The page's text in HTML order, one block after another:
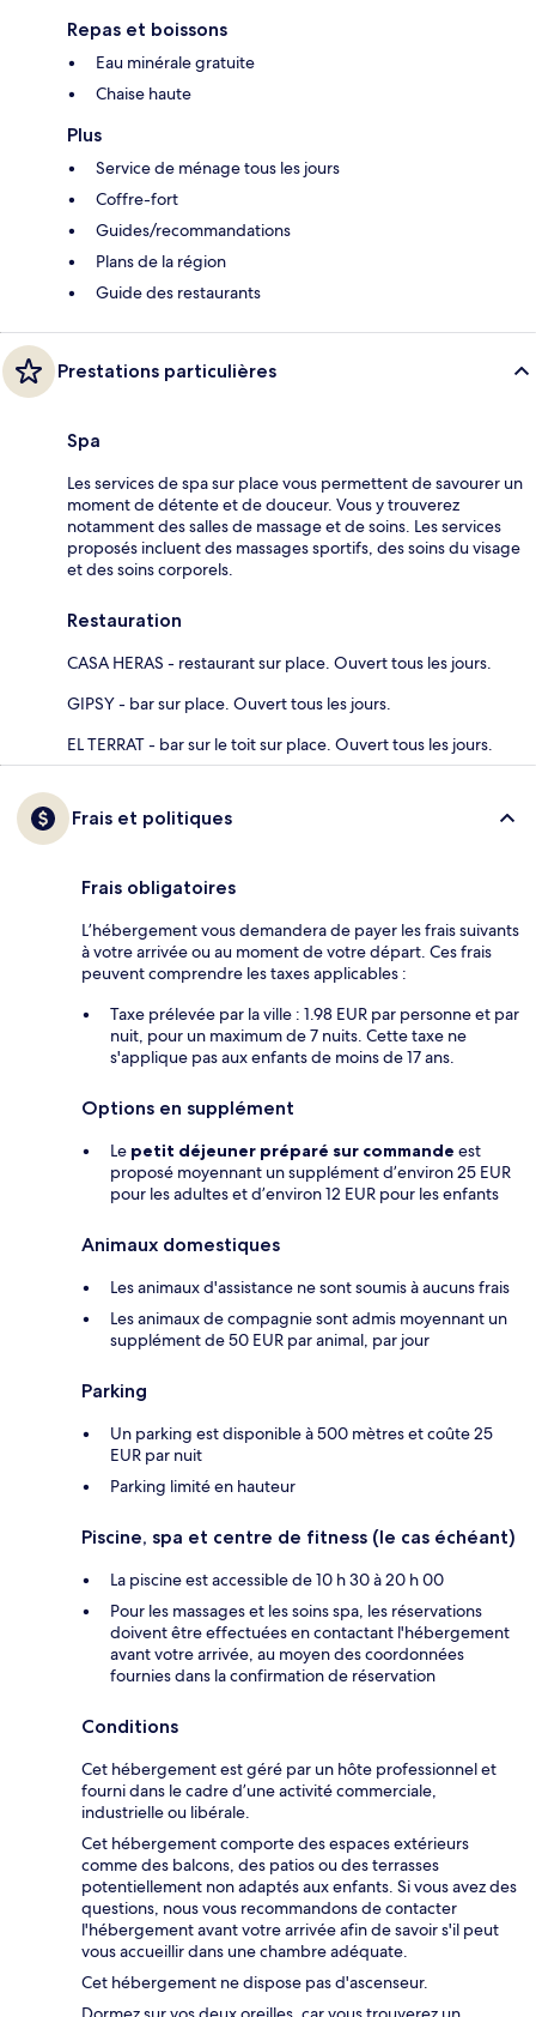
Repas et boissons
Eau minérale gratuite
Chaise haute
Plus
Service de ménage tous les jours
Coffre-fort
Guides/recommandations
Plans de la région
Guide des restaurants
Prestations particulières
Spa
Les services de spa sur place vous permettent de savourer un
moment de détente et de douceur. Vous y trouverez
notamment des salles de massage et de soins. Les services
proposés incluent des massages sportifs, des soins du visage
et des soins corporels.
Restauration
CASA HERAS - restaurant sur place. Ouvert tous les jours.
GIPSY - bar sur place. Ouvert tous les jours.
EL TERRAT - bar sur le toit sur place. Ouvert tous les jours.
Frais et politiques
Frais obligatoires
L’hébergement vous demandera de payer les frais suivants
à votre arrivée ou au moment de votre départ. Ces frais
peuvent comprendre les taxes applicables :
Taxe prélevée par la ville : 1.98 EUR par personne et par
nuit, pour un maximum de 7 nuits. Cette taxe ne
s'applique pas aux enfants de moins de 17 ans.
Options en supplément
Le petit déjeuner préparé sur commande est
proposé moyennant un supplément d’environ 25 EUR
pour les adultes et d’environ 12 EUR pour les enfants
Animaux domestiques
Les animaux d'assistance ne sont soumis à aucuns frais
Les animaux de compagnie sont admis moyennant un
supplément de 50 EUR par animal, par jour
Parking
Un parking est disponible à 500 mètres et coûte 25
EUR par nuit
Parking limité en hauteur
Piscine, spa et centre de fitness (le cas échéant)
La piscine est accessible de 10 h 30 à 20 h 00
Pour les massages et les soins spa, les réservations
doivent être effectuées en contactant l'hébergement
avant votre arrivée, au moyen des coordonnées
fournies dans la confirmation de réservation
Conditions
Cet hébergement est géré par un hôte professionnel et
fourni dans le cadre d’une activité commerciale,
industrielle ou libérale.
Cet hébergement comporte des espaces extérieurs
comme des balcons, des patios ou des terrasses
potentiellement non adaptés aux enfants. Si vous avez des
questions, nous vous recommandons de contacter
l'hébergement avant votre arrivée afin de savoir s'il peut
vous accueillir dans une chambre adéquate.
Cet hébergement ne dispose pas d'ascenseur.